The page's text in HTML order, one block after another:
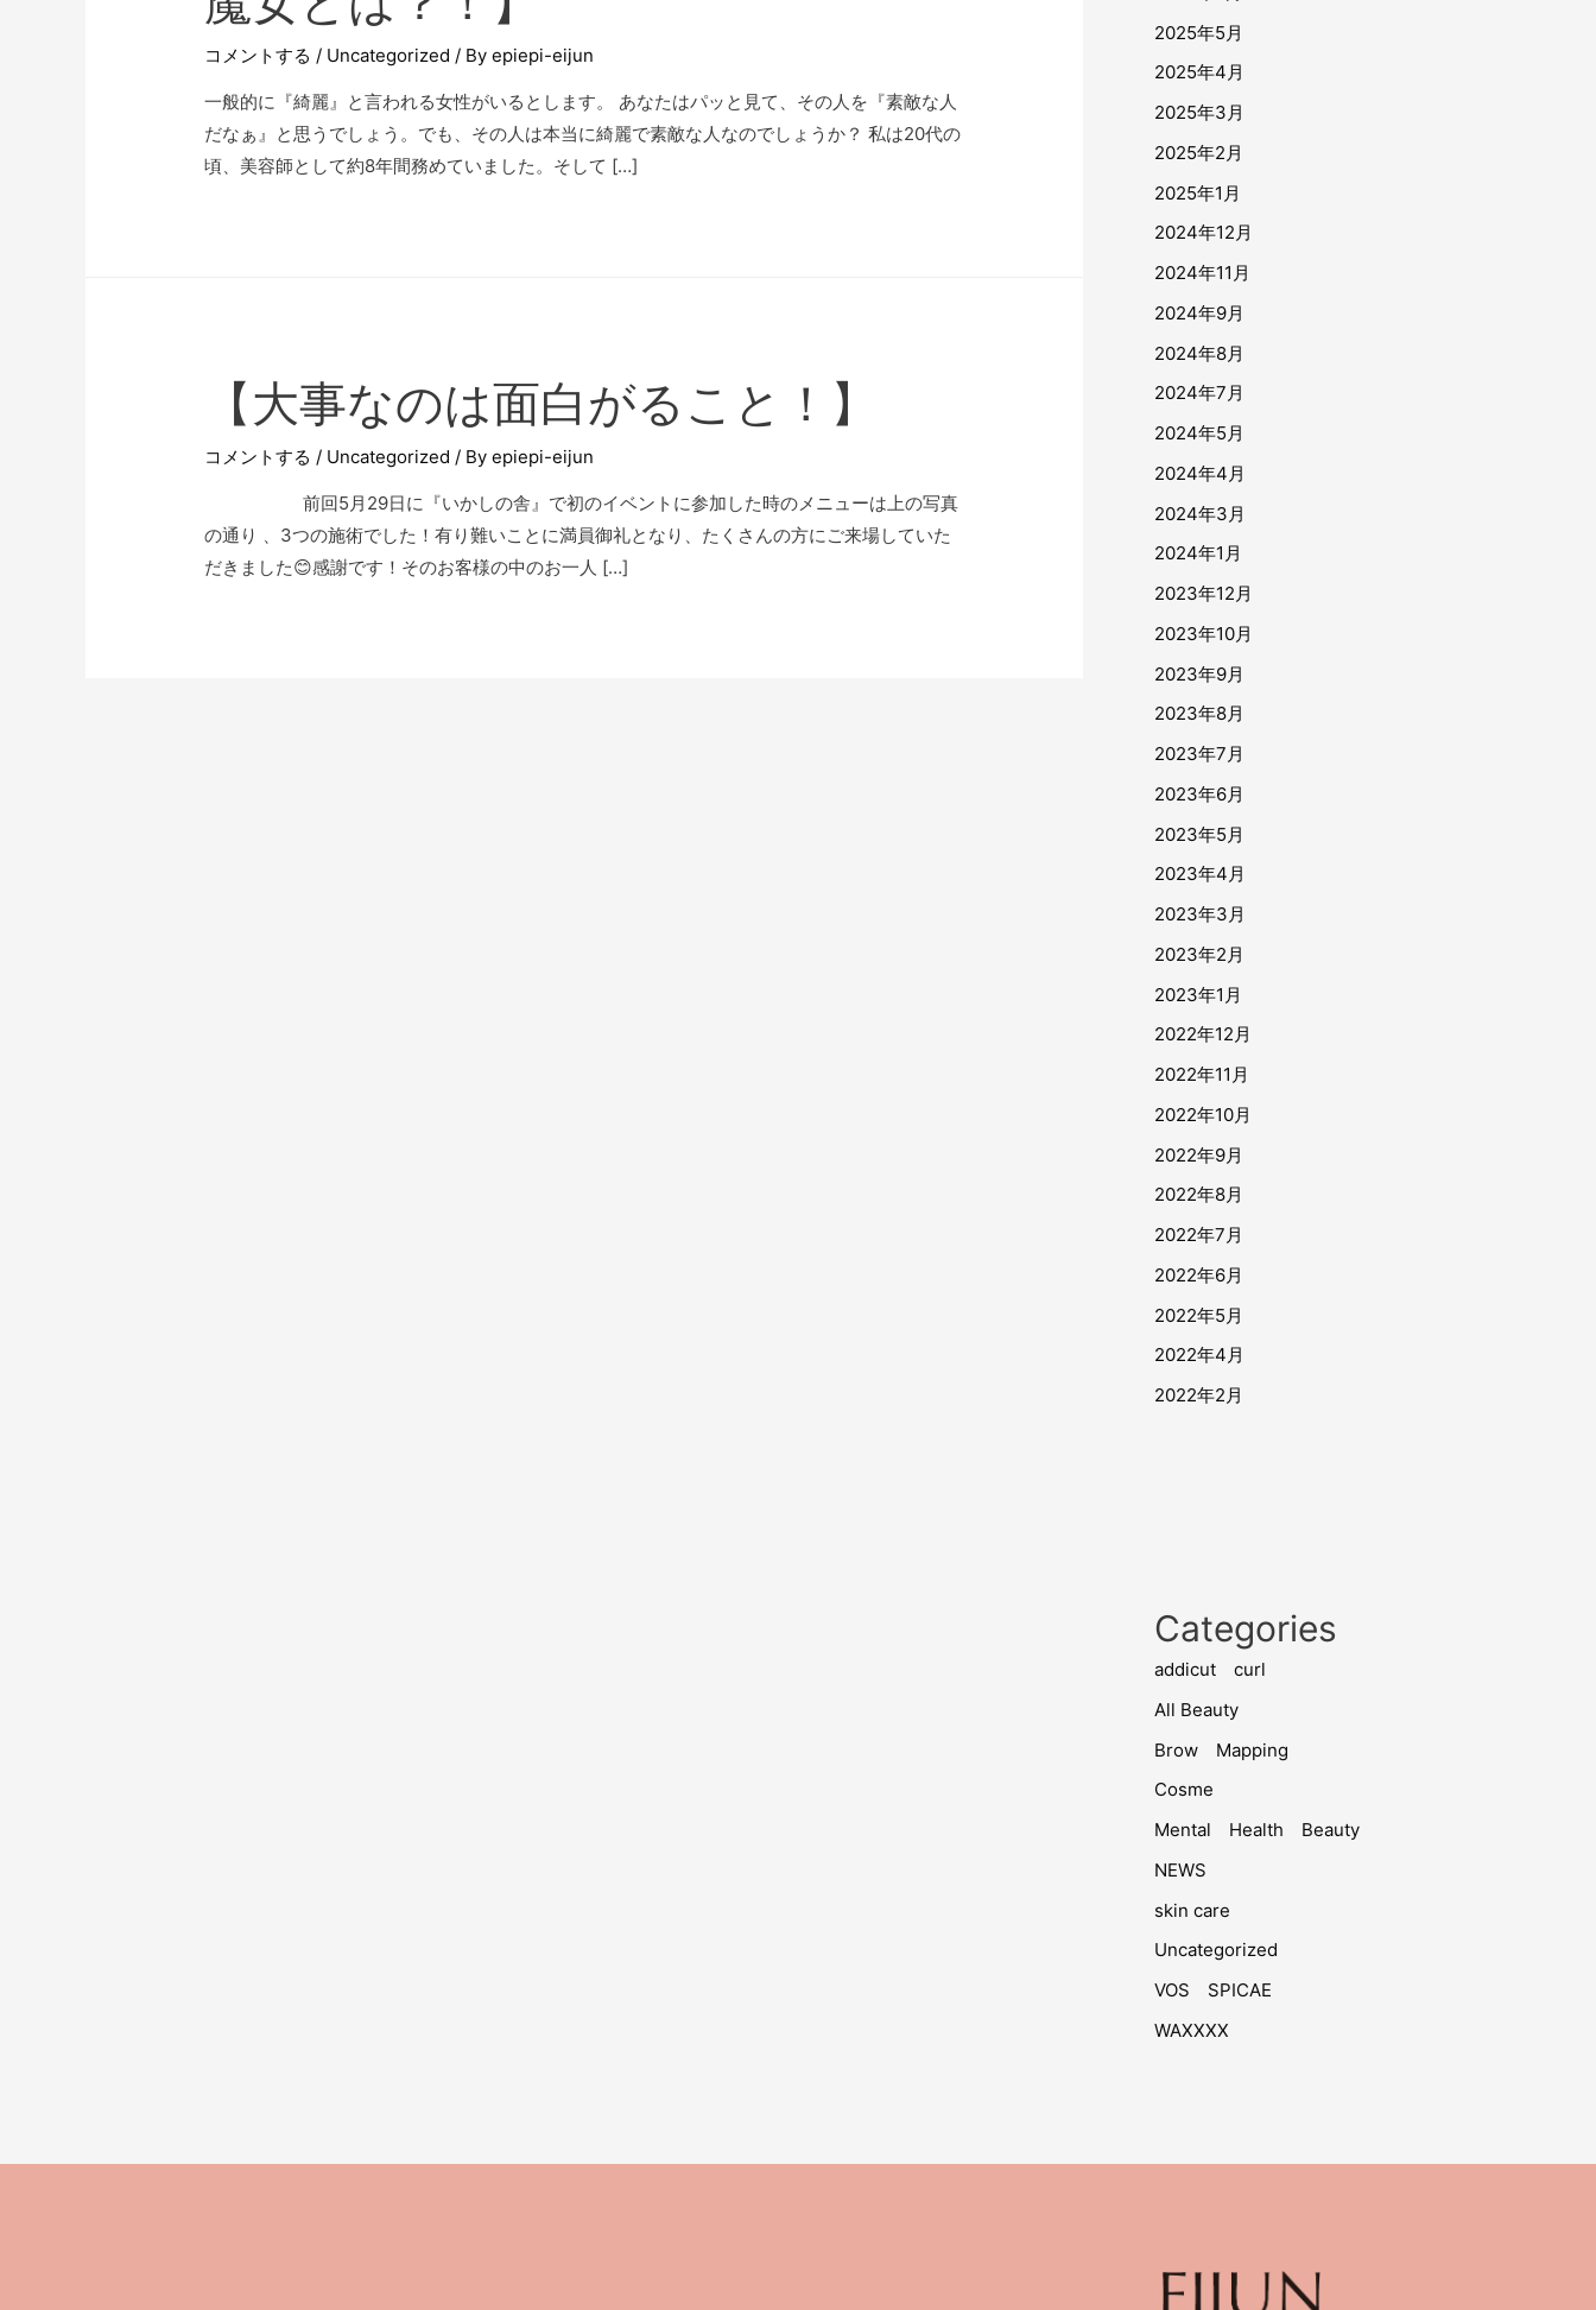
コメントする / Uncategorized / Byepiepi-eijun
一般的に『綺麗』と言われる女性がいるとします。 あなたはパッと見て、その人を『素敵な人
だなぁ』と思うでしょう。でも、その人は本当に綺麗で素敵な人なのでしょうか？ 私は20代の
頃、美容師として約8年間務めていました。そして […]
【大事なのは面白がること！】
コメントする / Uncategorized / Byepiepi-eijun
前回5月29日に『いかしの舎』で初のイベントに参加した時のメニューは上の写真
の通り 、3つの施術でした！有り難いことに満員御礼となり、たくさんの方にご来場していた
だきました😊感謝です！そのお客様の中のお一人 […]
2025年5月
2025年4月
2025年3月
2025年2月
2025年1月
2024年12月
2024年11月
2024年9月
2024年8月
2024年7月
2024年5月
2024年4月
2024年3月
2024年1月
2023年12月
2023年10月
2023年9月
2023年8月
2023年7月
2023年6月
2023年5月
2023年4月
2023年3月
2023年2月
2023年1月
2022年12月
2022年11月
2022年10月
2022年9月
2022年8月
2022年7月
2022年6月
2022年5月
2022年4月
2022年2月
Categories
addicut curl
All Beauty
Brow Mapping
Cosme
Mental Health Beauty
NEWS
skin care
Uncategorized
VOS SPICAE
WAXXXX